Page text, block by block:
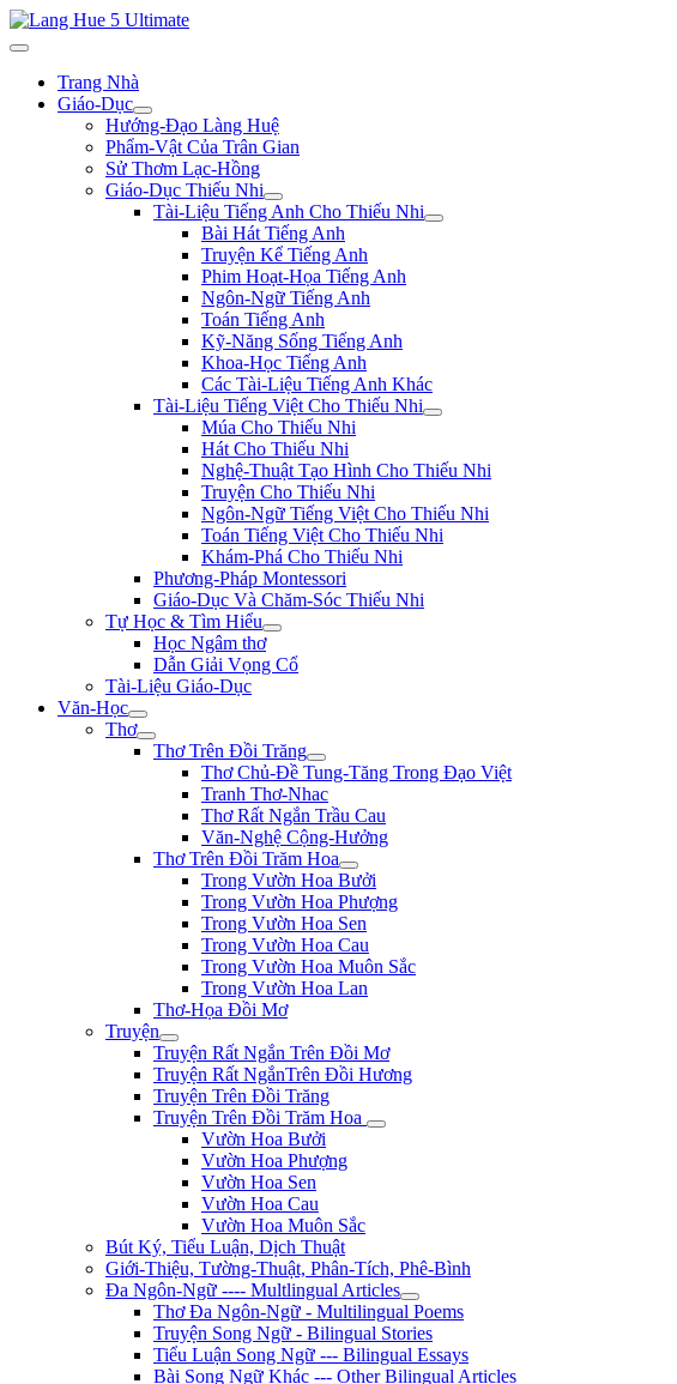
Trang Nhà
Giáo-Dục
Hướng-Đạo Làng Huệ
Phẩm-Vật Của Trân Gian
Sử Thơm Lạc-Hồng
Giáo-Dục Thiếu Nhi
Tài-Liệu Tiếng Anh Cho Thiếu Nhi
Bài Hát Tiếng Anh
Truyện Kể Tiếng Anh
Phim Hoạt-Họa Tiếng Anh
Ngôn-Ngữ Tiếng Anh
Toán Tiếng Anh
Kỹ-Năng Sống Tiếng Anh
Khoa-Học Tiếng Anh
Các Tài-Liệu Tiếng Anh Khác
Tài-Liệu Tiếng Việt Cho Thiếu Nhi
Múa Cho Thiếu Nhi
Hát Cho Thiếu Nhi
Nghệ-Thuật Tạo Hình Cho Thiếu Nhi
Truyện Cho Thiếu Nhi
Ngôn-Ngữ Tiếng Việt Cho Thiếu Nhi
Toán Tiếng Việt Cho Thiếu Nhi
Khám-Phá Cho Thiếu Nhi
Phương-Pháp Montessori
Giáo-Dục Và Chăm-Sóc Thiếu Nhi
Tự Học & Tìm Hiểu
Học Ngâm thơ
Dẫn Giải Vọng Cổ
Tài-Liệu Giáo-Dục
Văn-Học
Thơ
Thơ Trên Đồi Trăng
Thơ Chủ-Đề Tung-Tăng Trong Đạo Việt
Tranh Thơ-Nhac
Thơ Rất Ngắn Trầu Cau
Văn-Nghệ Cộng-Hưởng
Thơ Trên Đồi Trăm Hoa
Trong Vườn Hoa Bưởi
Trong Vườn Hoa Phượng
Trong Vườn Hoa Sen
Trong Vườn Hoa Cau
Trong Vườn Hoa Muôn Sắc
Trong Vườn Hoa Lan
Thơ-Họa Đồi Mơ
Truyện
Truyện Rất Ngắn Trên Đồi Mơ
Truyện Rất NgắnTrên Đồi Hương
Truyện Trên Đồi Trăng
Truyện Trên Đồi Trăm Hoa
Vườn Hoa Bưởi
Vườn Hoa Phượng
Vườn Hoa Sen
Vườn Hoa Cau
Vườn Hoa Muôn Sắc
Bút Ký, Tiểu Luận, Dịch Thuật
Giới-Thiệu, Tường-Thuật, Phân-Tích, Phê-Bình
Đa Ngôn-Ngữ ---- Multlingual Articles
Thơ Đa Ngôn-Ngữ - Multilingual Poems
Truyện Song Ngữ - Bilingual Stories
Tiểu Luận Song Ngữ --- Bilingual Essays
Bài Song Ngữ Khác --- Other Bilingual Articles